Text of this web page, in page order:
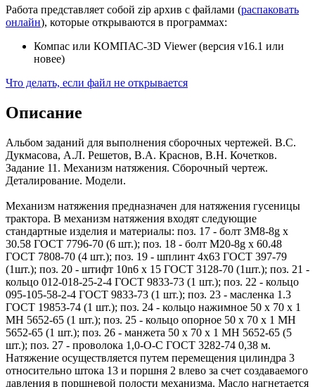
Работа представляет собой zip архив с файлами (распаковать
онлайн), которые открываются в программах:
Компас или КОМПАС-3D Viewer (версия v16.1 или
новее)
Что делать, если файл не открывается
Описание
Альбом заданий для выполнения сборочных чертежей. В.С.
Дукмасова, А.Л. Решетов, В.А. Краснов, В.Н. Кочетков.
Задание 11. Механизм натяжения. Сборочный чертеж.
Деталирование. Модели.
Механизм натяжения предназначен для натяжения гусеницы
трактора. В механизм натяжения входят следующие
стандартные изделия и материалы: поз. 17 - болт ЗМ8-8g х
30.58 ГОСТ 7796-70 (6 шт.); поз. 18 - болт М20-8g х 60.48
ГОСТ 7808-70 (4 шт.); поз. 19 - шплинт 4x63 ГОСТ 397-79
(1шт.); поз. 20 - штифт 10n6 х 15 ГОСТ 3128-70 (1шт.); поз. 21 -
кольцо 012-018-25-2-4 ГОСТ 9833-73 (1 шт.); поз. 22 - кольцо
095-105-58-2-4 ГОСТ 9833-73 (1 шт.); поз. 23 - масленка 1.3
ГОСТ 19853-74 (1 шт.); поз. 24 - кольцо нажимное 50 x 70 x 1
МН 5652-65 (1 шт.); поз. 25 - кольцо опорное 50 x 70 x 1 МН
5652-65 (1 шт.); поз. 26 - манжета 50 x 70 x 1 МН 5652-65 (5
шт.); поз. 27 - проволока 1,0-О-С ГОСТ 3282-74 0,38 м.
Натяжение осуществляется путем перемещения цилиндра 3
относительно штока 13 и поршня 2 влево за счет создаваемого
давления в поршневой полости механизма. Масло нагнетается